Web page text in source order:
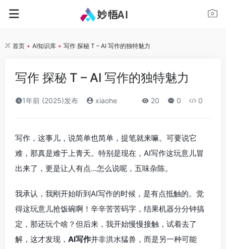
首页 • AI知识库 • 写作 探秘 T – AI 写作的独特魅力
写作 探秘 T – AI 写作的独特魅力
1年前 (2025)发布 xiaohe 20 0 0
写作，这事儿，说简单也简单，提笔就来嘛。可要说它
难，那真是难于上青天。特别是现在，AI写作这玩意儿冒
出来了，更是让人有点…怎么说呢，五味杂陈。
我承认，我刚开始听到AI写作的时候，是有点抵触的。觉
得这玩意儿抢饭碗啊！辛辛苦苦码字，结果机器分分钟搞
定，那还玩个啥？但后来，我开始慢慢接触，试着去了
解，这才发现， AI写作并非洪水猛兽，而是另一种可能